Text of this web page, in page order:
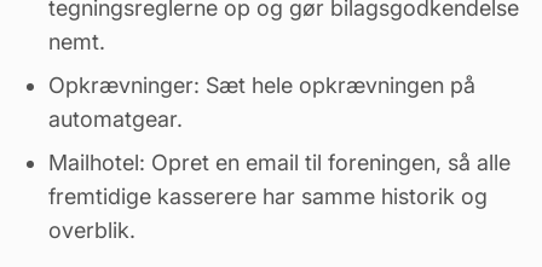
tegningsreglerne op og gør bilagsgodkendelse
nemt.
Opkrævninger: Sæt hele opkrævningen på
automatgear.
Mailhotel: Opret en email til foreningen, så alle
fremtidige kasserere har samme historik og
overblik.